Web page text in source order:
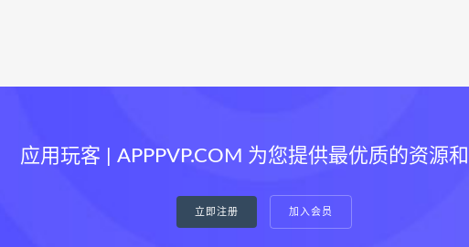
应用玩客 | APPPVP.COM 为您提供最优质的资源
立即注册 加入会员